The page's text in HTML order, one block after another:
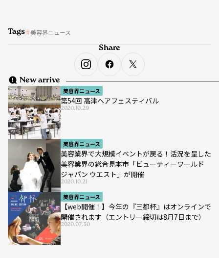
Tags 美容界ニュース
New arrive
美容界ニュース
第54回 高津ヘアフェスティバル
2020.10.29
美容界ニュース
美容業界で大規模イベントが戻る！活況を呈した
美容業界の総合見本市「ビューティーワールド
ジャパン ウエスト」が開催
2020.10.21
美容界ニュース
【web開催！】今年の『三都杯』はオンラインで
開催されます（エントリー締切は8月7日まで）
2020.07.30
Share